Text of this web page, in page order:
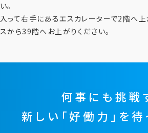
い。
入って右手にあるエスカレーターで2階へ上
スから39階へお上がりください。
何事にも挑戦
新しい「好働力」を